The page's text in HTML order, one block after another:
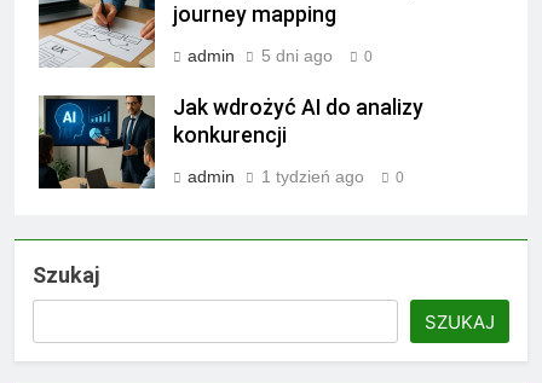
journey mapping
admin 5 dni ago 0
Jak wdrożyć AI do analizy
konkurencji
admin 1 tydzień ago 0
Szukaj
SZUKAJ